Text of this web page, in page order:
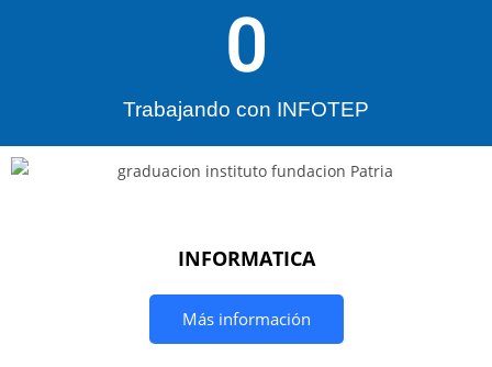
Trabajando con INFOTEP
0
INFORMATICA
Más información